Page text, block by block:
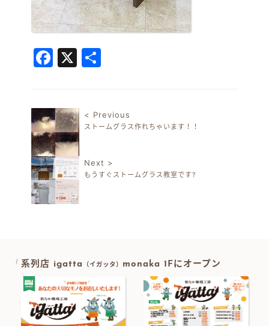
Facebook
X
投稿ナビゲーション
< Previous
ストームグラス作れちゃいます！！
Next >
もうすぐストームグラス教室です?
系列店 igatta （イガッタ） monaka 1Fにオープン